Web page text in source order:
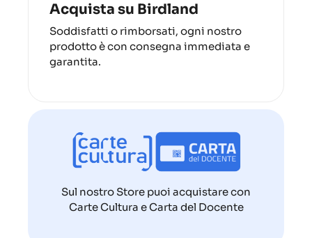
Acquista su Birdland
Soddisfatti o rimborsati, ogni nostro
prodotto è con consegna immediata e
garantita.
Sul nostro Store puoi acquistare con
Carte Cultura e Carta del Docente